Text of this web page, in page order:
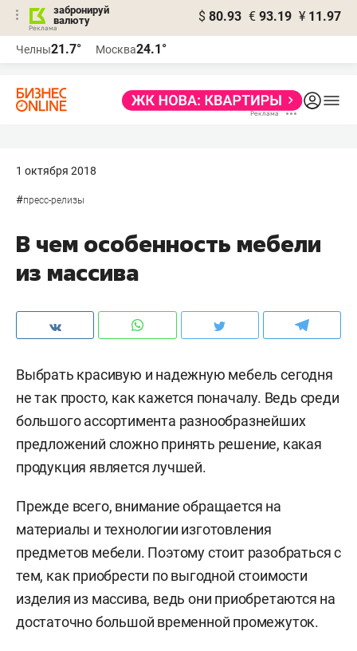
забронируй
валюту
$ 80.93 € 93.19 ¥ 11.97
Челны21.7° Москва24.1°
1 октября 2018
#пресс-релизы
В чем особенность мебели
из массива
Выбрать красивую и надежную мебель сегодня
не так просто, как кажется поначалу. Ведь среди
большого ассортимента разнообразнейших
предложений сложно принять решение, какая
продукция является лучшей.
Прежде всего, внимание обращается на
материалы и технологии изготовления
предметов мебели. Поэтому стоит разобраться с
тем, как приобрести по выгодной стоимости
изделия из массива, ведь они приобретаются на
достаточно большой временной промежуток.